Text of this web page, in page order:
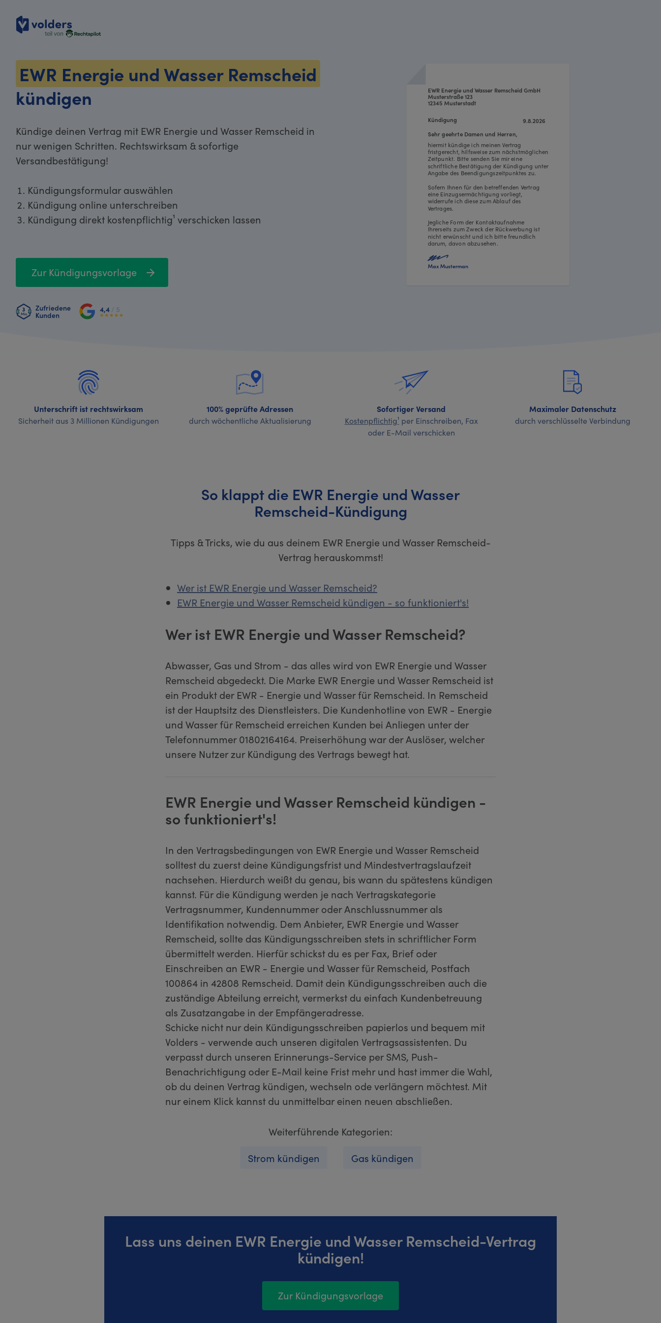
EWR Energie und Wasser Remscheid
kündigen
Kündige deinen Vertrag mit EWR Energie und Wasser Remscheid in
nur wenigen Schritten. Rechtswirksam & sofortige
Versandbestätigung!
Kündigungsformular auswählen
Kündigung online unterschreiben
Kündigung direkt kostenpflichtig¹ verschicken lassen
Zur Kündigungsvorlage
Zufriedene
Kunden
4,4 / 5
9.8.2026
EWR Energie und Wasser Remscheid GmbH
Musterstraße 123
12345 Musterstadt
hiermit kündige ich meinen Vertrag
fristgerecht, hilfsweise zum nächstmöglichen
Zeitpunkt. Bitte senden Sie mir eine
schriftliche Bestätigung der Kündigung unter
Angabe des Beendigungszeitpunktes zu.
Sofern Ihnen für den betreffenden Vertrag
eine Einzugsermächtigung vorliegt,
widerrufe ich diese zum Ablauf des
Vertrages.
Jegliche Form der Kontaktaufnahme
Ihrerseits zum Zweck der Rückwerbung ist
nicht erwünscht und ich bitte freundlich
darum, davon abzusehen.
Sehr geehrte Damen und Herren,
Kündigung
Max Musterman
Unterschrift ist rechtswirksam
Sicherheit aus 3 Millionen Kündigungen
100% geprüfte Adressen
durch wöchentliche Aktualisierung
Sofortiger Versand
Kostenpflichtig¹ per Einschreiben, Fax
oder E-Mail verschicken
Maximaler Datenschutz
durch verschlüsselte Verbindung
So klappt die EWR Energie und Wasser
Remscheid-Kündigung
Tipps & Tricks, wie du aus deinem EWR Energie und Wasser Remscheid-
Vertrag herauskommst!
Wer ist EWR Energie und Wasser Remscheid?
EWR Energie und Wasser Remscheid kündigen - so funktioniert's!
Wer ist EWR Energie und Wasser Remscheid?
Abwasser, Gas und Strom - das alles wird von EWR Energie und Wasser
Remscheid abgedeckt. Die Marke EWR Energie und Wasser Remscheid ist
ein Produkt der EWR - Energie und Wasser für Remscheid. In Remscheid
ist der Hauptsitz des Dienstleisters. Die Kundenhotline von EWR - Energie
und Wasser für Remscheid erreichen Kunden bei Anliegen unter der
Telefonnummer 01802164164. Preiserhöhung war der Auslöser, welcher
unsere Nutzer zur Kündigung des Vertrags bewegt hat.
EWR Energie und Wasser Remscheid kündigen -
so funktioniert's!
In den Vertragsbedingungen von EWR Energie und Wasser Remscheid
solltest du zuerst deine Kündigungsfrist und Mindestvertragslaufzeit
nachsehen. Hierdurch weißt du genau, bis wann du spätestens kündigen
kannst. Für die Kündigung werden je nach Vertragskategorie
Vertragsnummer, Kundennummer oder Anschlussnummer als
Identifikation notwendig. Dem Anbieter, EWR Energie und Wasser
Remscheid, sollte das Kündigungsschreiben stets in schriftlicher Form
übermittelt werden. Hierfür schickst du es per Fax, Brief oder
Einschreiben an EWR - Energie und Wasser für Remscheid, Postfach
100864 in 42808 Remscheid. Damit dein Kündigungsschreiben auch die
zuständige Abteilung erreicht, vermerkst du einfach Kundenbetreuung
als Zusatzangabe in der Empfängeradresse.
Schicke nicht nur dein Kündigungsschreiben papierlos und bequem mit
Volders - verwende auch unseren digitalen Vertragsassistenten. Du
verpasst durch unseren Erinnerungs-Service per SMS, Push-
Benachrichtigung oder E-Mail keine Frist mehr und hast immer die Wahl,
ob du deinen Vertrag kündigen, wechseln ode verlängern möchtest. Mit
nur einem Klick kannst du unmittelbar einen neuen abschließen.
Weiterführende Kategorien:
Strom kündigen
Gas kündigen
Lass uns deinen EWR Energie und Wasser Remscheid-Vertrag
kündigen!
Zur Kündigungsvorlage